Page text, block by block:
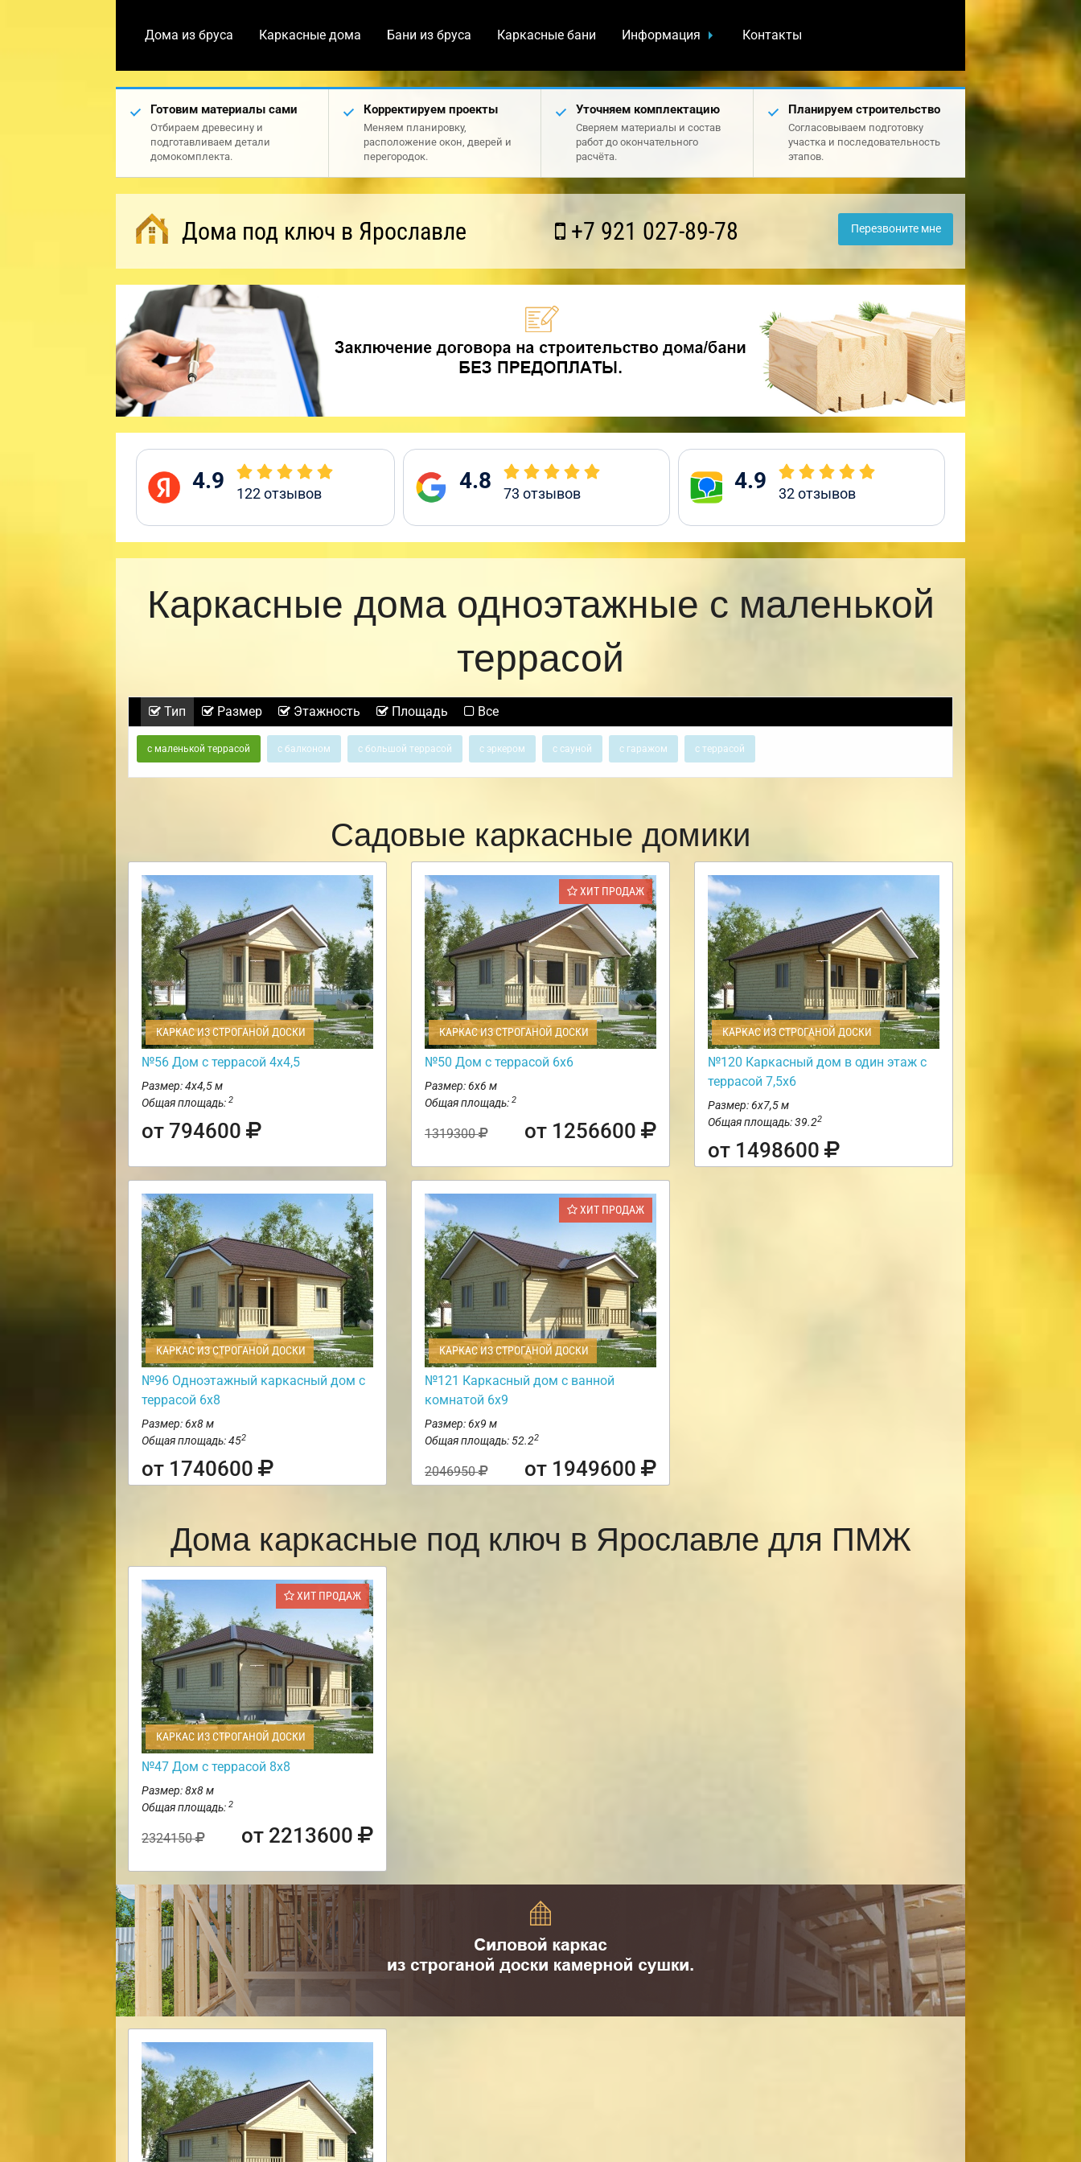
Дома из бруса Каркасные дома Бани из бруса Каркасные бани Информация Контакты
Готовим материалы сами
Отбираем древесину и
подготавливаем детали
домокомплекта.
Корректируем проекты
Меняем планировку,
расположение окон, дверей и
перегородок.
Уточняем комплектацию
Сверяем материалы и состав
работ до окончательного
расчёта.
Планируем строительство
Согласовываем подготовку
участка и последовательность
этапов.
Дома под ключ в Ярославле +7 921 027-89-78 Перезвоните мне
4.9 122отзывов 4.8 73 отзывов 4.9 32отзывов
Каркасные дома одноэтажные с маленькой
террасой
Тип Размер Этажность Площадь Все
с маленькой террасой с балконом с большой террасой с эркером с сауной с гаражом с террасой
Садовые каркасные домики
КАРКАС ИЗ СТРОГАНОЙ ДОСКИ
№56 Дом с террасой 4х4,5
Размер: 4х4,5 м
Общая площадь: 2
от 794600
ХИТ ПРОДАЖ
КАРКАС ИЗ СТРОГАНОЙ ДОСКИ
№50 Дом с террасой 6х6
Размер: 6х6 м
Общая площадь: 2
1319300 от 1256600
КАРКАС ИЗ СТРОГАНОЙ ДОСКИ
№120 Каркасный дом в один этаж с
террасой 7,5х6
Размер: 6х7,5 м
Общая площадь: 39.22
от 1498600
КАРКАС ИЗ СТРОГАНОЙ ДОСКИ
№96 Одноэтажный каркасный дом с
террасой 6х8
Размер: 6х8 м
Общая площадь: 452
от 1740600
ХИТ ПРОДАЖ
КАРКАС ИЗ СТРОГАНОЙ ДОСКИ
№121 Каркасный дом с ванной
комнатой 6х9
Размер: 6х9 м
Общая площадь: 52.22
2046950 от 1949600
Дома каркасные под ключ в Ярославле для ПМЖ
ХИТ ПРОДАЖ
КАРКАС ИЗ СТРОГАНОЙ ДОСКИ
№47 Дом с террасой 8х8
Размер: 8х8 м
Общая площадь: 2
2324150 от 2213600